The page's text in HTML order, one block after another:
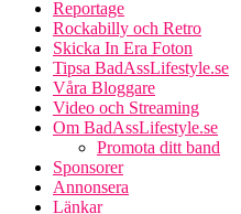
Reportage
Rockabilly och Retro
Skicka In Era Foton
Tipsa BadAssLifestyle.se
Våra Bloggare
Video och Streaming
Om BadAssLifestyle.se
Promota ditt band
Sponsorer
Annonsera
Länkar